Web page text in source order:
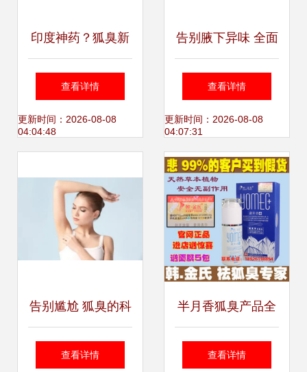
印度神药？狐臭新
解还是营销噱头？
科学看待异味困扰
查看详情
更新时间：2026-08-08
04:04:48
告别腋下异味 全面
了解狐臭治疗方法
与生活注意事项
查看详情
更新时间：2026-08-08
04:07:31
告别尴尬 狐臭的科
学防治与日常妙招
查看详情
半月香狐臭产品全
解析 一淘网返利优
查看详情